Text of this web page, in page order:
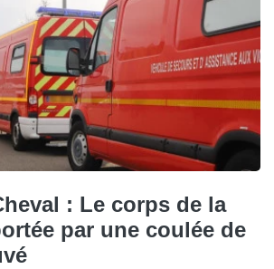
: Le corps de la
par une coulée de